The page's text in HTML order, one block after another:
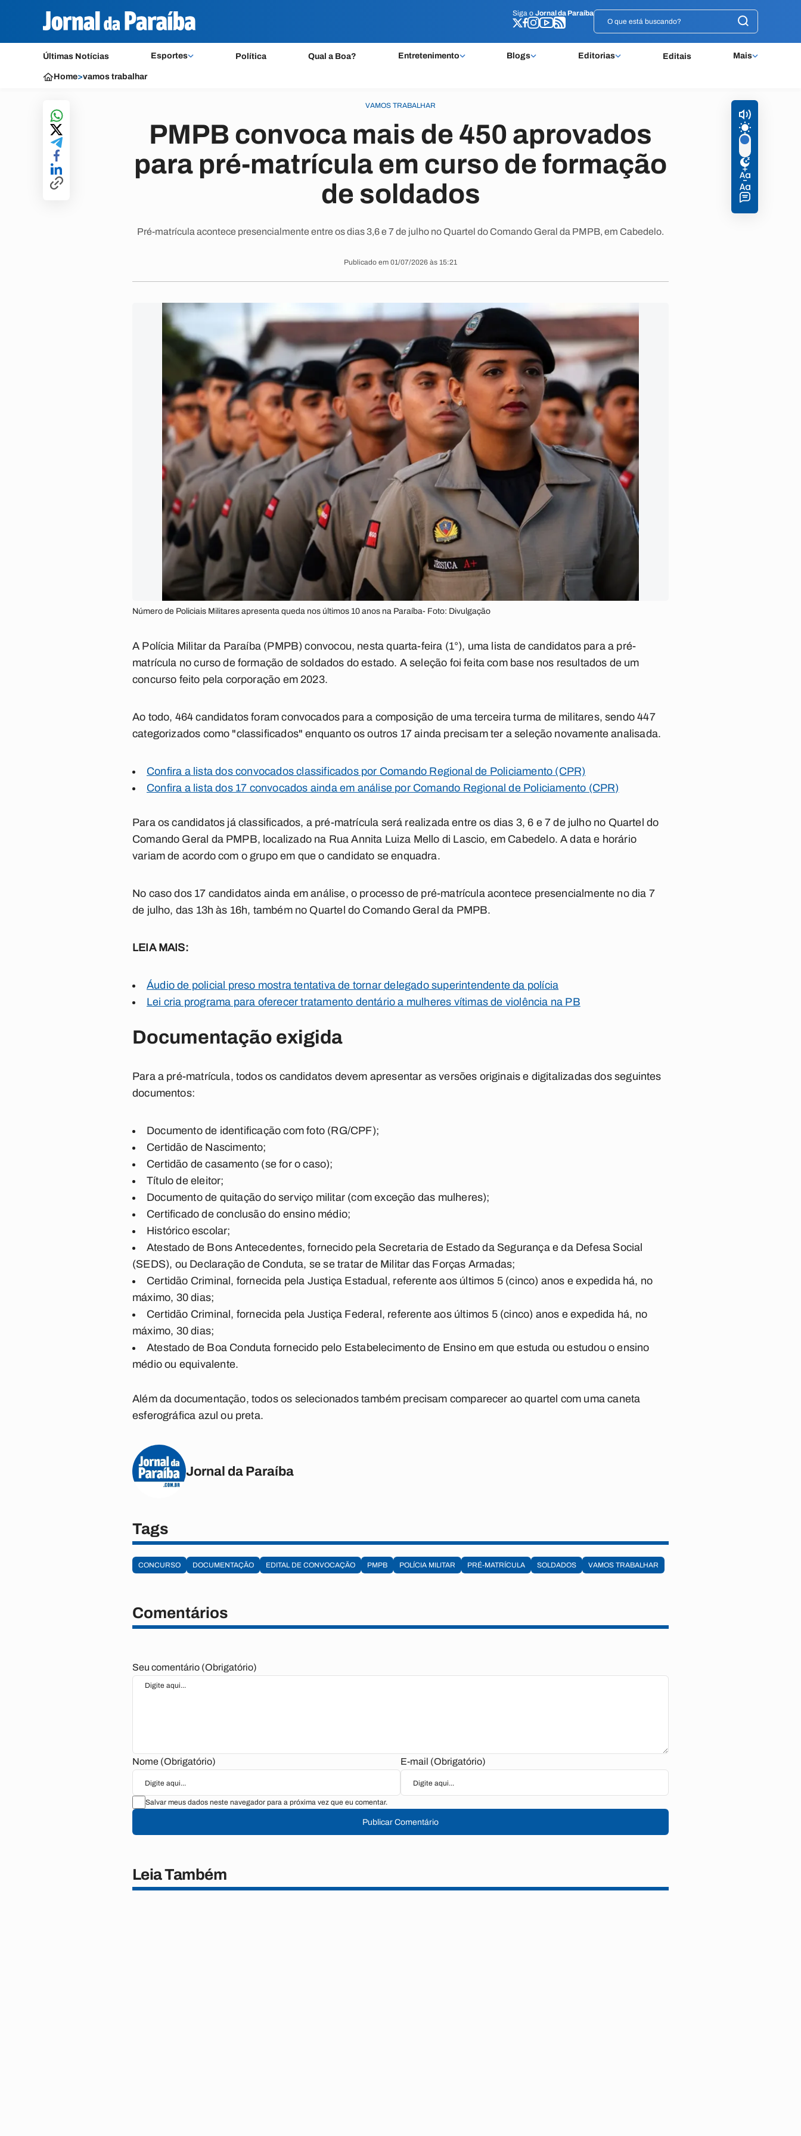
Siga o Jornal da Paraíba
Últimas Notícias Esportes Política Qual a Boa? Entretenimento Blogs Editorias Editais Mais
Siga o Jornal da Paraíba
Home>vamos trabalhar
VAMOS TRABALHAR
PMPB convoca mais de 450 aprovados
para pré-matrícula em curso de formação
de soldados
Pré-matrícula acontece presencialmente entre os dias 3,6 e 7 de julho no Quartel do Comando Geral da PMPB, em Cabedelo.
Publicado em 01/07/2026 às 15:21
Número de Policiais Militares apresenta queda nos últimos 10 anos na Paraíba- Foto: Divulgação
A Polícia Militar da Paraíba (PMPB) convocou, nesta quarta-feira (1°), uma lista de candidatos para a pré-
matrícula no curso de formação de soldados do estado. A seleção foi feita com base nos resultados de um
concurso feito pela corporação em 2023.
Ao todo, 464 candidatos foram convocados para a composição de uma terceira turma de militares, sendo 447
categorizados como "classificados" enquanto os outros 17 ainda precisam ter a seleção novamente analisada.
Confira a lista dos convocados classificados por Comando Regional de Policiamento (CPR)
Confira a lista dos 17 convocados ainda em análise por Comando Regional de Policiamento (CPR)
Para os candidatos já classificados, a pré-matrícula será realizada entre os dias 3, 6 e 7 de julho no Quartel do
Comando Geral da PMPB, localizado na Rua Annita Luiza Mello di Lascio, em Cabedelo. A data e horário
variam de acordo com o grupo em que o candidato se enquadra.
No caso dos 17 candidatos ainda em análise, o processo de pré-matrícula acontece presencialmente no dia 7
de julho, das 13h às 16h, também no Quartel do Comando Geral da PMPB.
LEIA MAIS:
Áudio de policial preso mostra tentativa de tornar delegado superintendente da polícia
Lei cria programa para oferecer tratamento dentário a mulheres vítimas de violência na PB
Documentação exigida
Para a pré-matrícula, todos os candidatos devem apresentar as versões originais e digitalizadas dos seguintes
documentos:
Documento de identificação com foto (RG/CPF);
Certidão de Nascimento;
Certidão de casamento (se for o caso);
Título de eleitor;
Documento de quitação do serviço militar (com exceção das mulheres);
Certificado de conclusão do ensino médio;
Histórico escolar;
Atestado de Bons Antecedentes, fornecido pela Secretaria de Estado da Segurança e da Defesa Social
(SEDS), ou Declaração de Conduta, se se tratar de Militar das Forças Armadas;
Certidão Criminal, fornecida pela Justiça Estadual, referente aos últimos 5 (cinco) anos e expedida há, no
máximo, 30 dias;
Certidão Criminal, fornecida pela Justiça Federal, referente aos últimos 5 (cinco) anos e expedida há, no
máximo, 30 dias;
Atestado de Boa Conduta fornecido pelo Estabelecimento de Ensino em que estuda ou estudou o ensino
médio ou equivalente.
Além da documentação, todos os selecionados também precisam comparecer ao quartel com uma caneta
esferográfica azul ou preta.
Jornal da Paraíba
Tags
CONCURSO DOCUMENTAÇÃO EDITAL DE CONVOCAÇÃO PMPB POLÍCIA MILITAR PRÉ-MATRÍCULA SOLDADOS VAMOS TRABALHAR
Comentários
Seu comentário (Obrigatório)
Nome (Obrigatório) E-mail (Obrigatório)
Salvar meus dados neste navegador para a próxima vez que eu comentar.
Publicar Comentário
Leia Também